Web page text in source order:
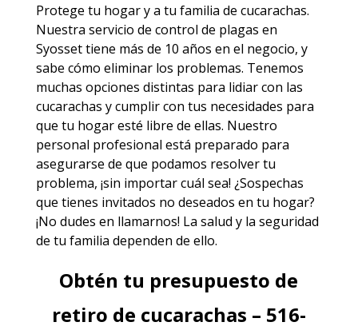
Protege tu hogar y a tu familia de cucarachas.
Nuestra servicio de control de plagas en
Syossettiene más de 10 años en el negocio, y
sabe cómo eliminar los problemas. Tenemos
muchas opciones distintas para lidiar con las
cucarachas y cumplir con tus necesidades para
que tu hogar esté libre de ellas. Nuestro
personal profesional está preparado para
asegurarse de que podamos resolver tu
problema, ¡sin importar cuál sea! ¿Sospechas
que tienes invitados no deseados en tu hogar?
¡No dudes en llamarnos! La salud y la seguridad
de tu familia dependen de ello.
Obtén tu presupuesto de
retiro de cucarachas – 516-